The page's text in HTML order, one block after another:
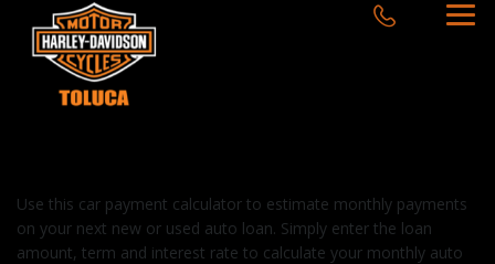
Use this car payment calculator to estimate monthly payments
on your next new or used auto loan. Simply enter the loan
amount, term and interest rate to calculate your monthly auto